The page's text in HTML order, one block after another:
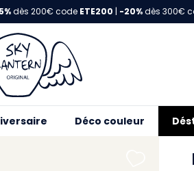
dès 200€ code ETE200 | -20%dès 300€
Déco couleur